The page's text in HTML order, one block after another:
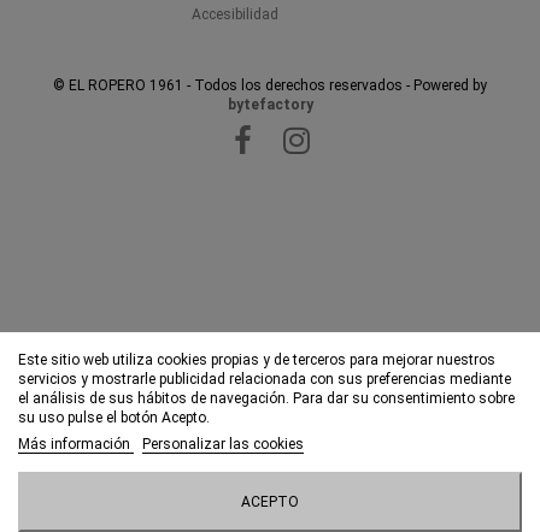
Accesibilidad
Este sitio web utiliza cookies propias y de terceros para mejorar nuestros
servicios y mostrarle publicidad relacionada con sus preferencias mediante
el análisis de sus hábitos de navegación. Para dar su consentimiento sobre
su uso pulse el botón Acepto.
Más información
Personalizar las cookies
ACEPTO
© EL ROPERO 1961 - Todos los derechos reservados - Powered by
bytefactory